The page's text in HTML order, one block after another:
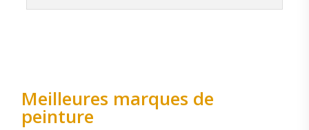
Meilleures marques de
peinture